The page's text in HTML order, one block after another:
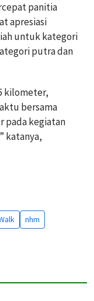
panitia
apresiasi
untuk kategori
putra dan
kilometer,
bersama
pada kegiatan
katanya,
nhm